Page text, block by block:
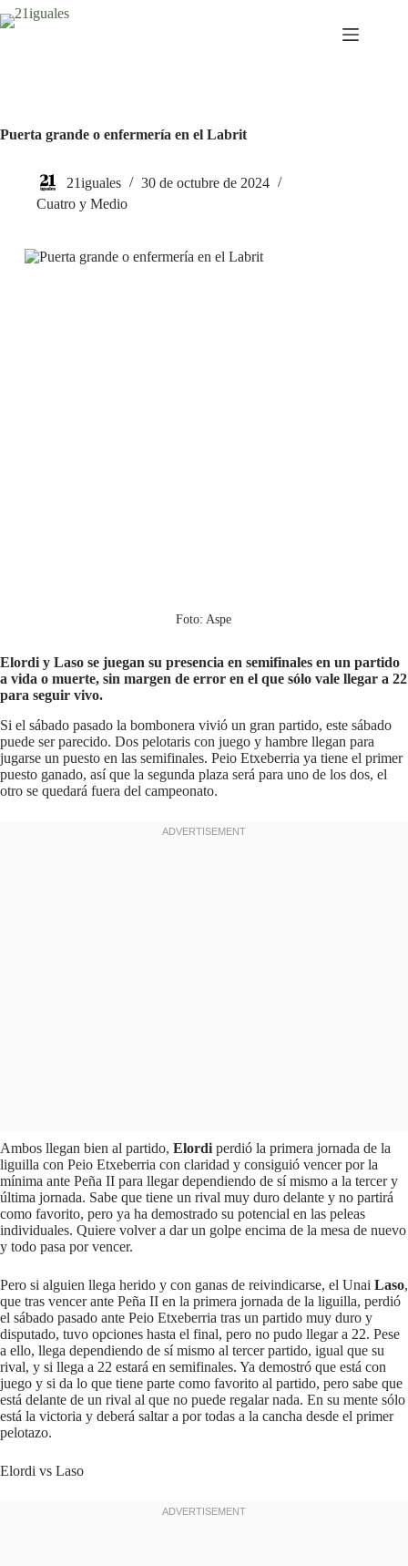
Saltar
al
Puerta grande o enfermería en el Labrit
21iguales
30 de octubre de 2024
Cuatro y Medio
Foto: Aspe
Elordi y Laso se juegan su presencia en semifinales en un partido
a vida o muerte, sin margen de error en el que sólo vale llegar a 22
para seguir vivo.
Si el sábado pasado la bombonera vivió un gran partido, este sábado
puede ser parecido. Dos pelotaris con juego y hambre llegan para
jugarse un puesto en las semifinales. Peio Etxeberria ya tiene el primer
puesto ganado, así que la segunda plaza será para uno de los dos, el
otro se quedará fuera del campeonato.
Ambos llegan bien al partido, Elordi perdió la primera jornada de la
liguilla con Peio Etxeberria con claridad y consiguió vencer por la
mínima ante Peña II para llegar dependiendo de sí mismo a la tercer y
última jornada. Sabe que tiene un rival muy duro delante y no partirá
como favorito, pero ya ha demostrado su potencial en las peleas
individuales. Quiere volver a dar un golpe encima de la mesa de nuevo
y todo pasa por vencer.
Pero si alguien llega herido y con ganas de reivindicarse, el Unai Laso,
que tras vencer ante Peña II en la primera jornada de la liguilla, perdió
el sábado pasado ante Peio Etxeberria tras un partido muy duro y
disputado, tuvo opciones hasta el final, pero no pudo llegar a 22. Pese
a ello, llega dependiendo de sí mismo al tercer partido, igual que su
rival, y si llega a 22 estará en semifinales. Ya demostró que está con
juego y si da lo que tiene parte como favorito al partido, pero sabe que
está delante de un rival al que no puede regalar nada. En su mente sólo
está la victoria y deberá saltar a por todas a la cancha desde el primer
pelotazo.
Elordi vs Laso